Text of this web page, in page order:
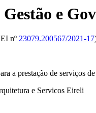
e
nº 23079.200567/2021-17
a prestação de serviços
e Servicos Eireli